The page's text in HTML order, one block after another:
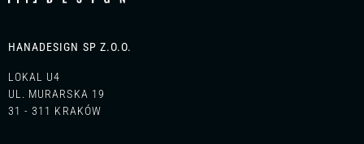
HANADESIGN SP Z.O.O.
LOKAL U4
UL. MURARSKA 19
31 - 311 KRAKÓW